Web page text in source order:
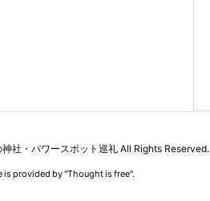
神社・パワースポット巡礼 All Rights Reserved.
is provided by "Thought is free".